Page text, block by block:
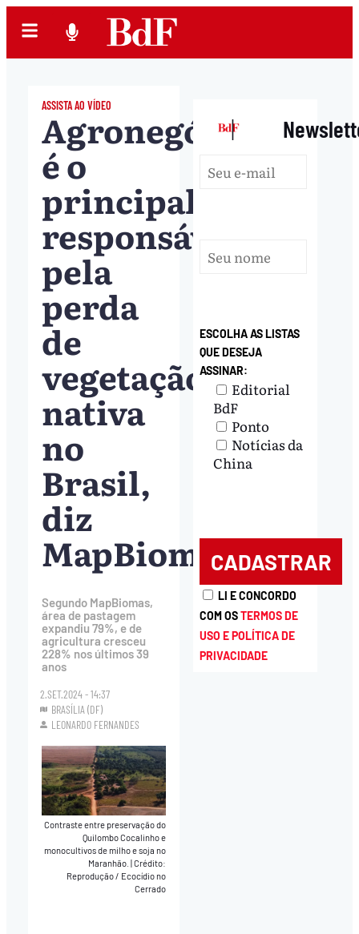
ASSISTA AO VÍDEO
Agronegócio
é o
principal
responsável
pela
perda
de
vegetação
nativa
no
Brasil,
diz
MapBiomas
Segundo MapBiomas,
área de pastagem
expandiu 79%, e de
agricultura cresceu
228% nos últimos 39
anos
2.SET.2024 - 14:37
BRASÍLIA (DF)
LEONARDO FERNANDES
Contraste entre preservação do
Quilombo Cocalinho e
monocultivos de milho e soja no
Maranhão.
Crédito:
Reprodução / Ecocídio no
Cerrado
|
ESCOLHA AS LISTAS
QUE DESEJA
ASSINAR:
Editorial
BdF
Ponto
Notícias da
China
LI E CONCORDO
COM OSTERMOS DE
USO E POLÍTICA DE
PRIVACIDADE